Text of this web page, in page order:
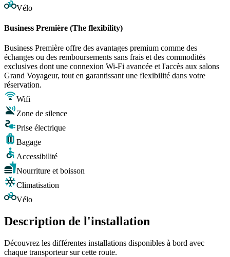
Vélo
Business Première (The flexibility)
Business Première offre des avantages premium comme des
échanges ou des remboursements sans frais et des commodités
exclusives dont une connexion Wi-Fi avancée et l'accès aux salons
Grand Voyageur, tout en garantissant une flexibilité dans votre
réservation.
Wifi
Zone de silence
Prise électrique
Bagage
Accessibilité
Nourriture et boisson
Climatisation
Vélo
Description de l'installation
Découvrez les différentes installations disponibles à bord avec
chaque transporteur sur cette route.